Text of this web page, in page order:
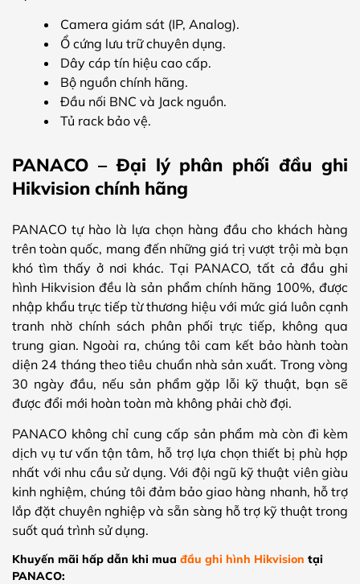
Camera giám sát (IP, Analog).
Ổ cứng lưu trữ chuyên dụng.
Dây cáp tín hiệu cao cấp.
Bộ nguồn chính hãng.
Đầu nối BNC và Jack nguồn.
Tủ rack bảo vệ.
PANACO – Đại lý phân phối đầu ghi
Hikvision chính hãng
PANACO tự hào là lựa chọn hàng đầu cho khách hàng
trên toàn quốc, mang đến những giá trị vượt trội mà bạn
khó tìm thấy ở nơi khác. Tại PANACO, tất cả đầu ghi
hình Hikvision đều là sản phẩm chính hãng 100%, được
nhập khẩu trực tiếp từ thương hiệu với mức giá luôn cạnh
tranh nhờ chính sách phân phối trực tiếp, không qua
trung gian. Ngoài ra, chúng tôi cam kết bảo hành toàn
diện 24 tháng theo tiêu chuẩn nhà sản xuất. Trong vòng
30 ngày đầu, nếu sản phẩm gặp lỗi kỹ thuật, bạn sẽ
được đổi mới hoàn toàn mà không phải chờ đợi.
PANACO không chỉ cung cấp sản phẩm mà còn đi kèm
dịch vụ tư vấn tận tâm, hỗ trợ lựa chọn thiết bị phù hợp
nhất với nhu cầu sử dụng. Với đội ngũ kỹ thuật viên giàu
kinh nghiệm, chúng tôi đảm bảo giao hàng nhanh, hỗ trợ
lắp đặt chuyên nghiệp và sẵn sàng hỗ trợ kỹ thuật trong
suốt quá trình sử dụng.
Khuyến mãi hấp dẫn khi mua đầu ghi hình Hikvision tại
PANACO: